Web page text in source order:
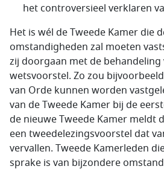
het controversieel verklaren
Het is wél de Tweede Kamer die
omstandigheden zal moeten
zij doorgaan met de behandeling
wetsvoorstel. Zo zou
van Orde kunnen worden
van de Tweede Kamer bij de
de nieuwe Tweede Kamer meldt
een tweedelezingsvoorstel dat
vervallen. Tweede Kamerleden
sprake is van bijzondere